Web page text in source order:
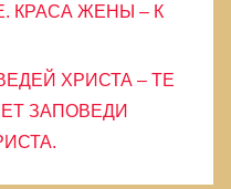
КРАСА ЖЕНЫ – К
ХРИСТА – ТЕ
ЗАПОВЕДИ